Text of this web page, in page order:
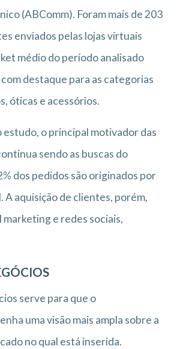
(ABComm). Foram mais de 203
enviados pelas lojas virtuais
médio do período analisado
destaque para as categorias
óticas e acessórios.
estudo, o principal motivador das
sendo as buscas do
dos pedidos são originados por
A aquisição de clientes, porém,
marketing e redes sociais,
serve para que o
uma visão mais ampla sobre a
no qual está inserida.